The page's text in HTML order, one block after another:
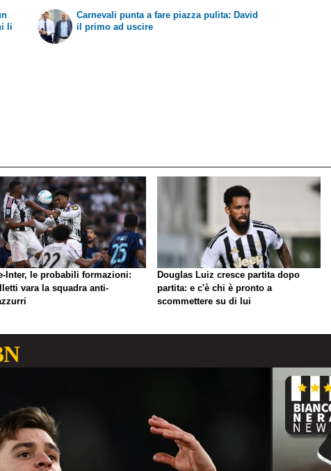
li
Carnevali punta a fare piazza pulita: David
il primo ad uscire
Inter, le probabili formazioni:
vara la squadra anti-
Douglas Luiz cresce partita dopo
partita: e c'è chi è pronto a
scommettere su di lui